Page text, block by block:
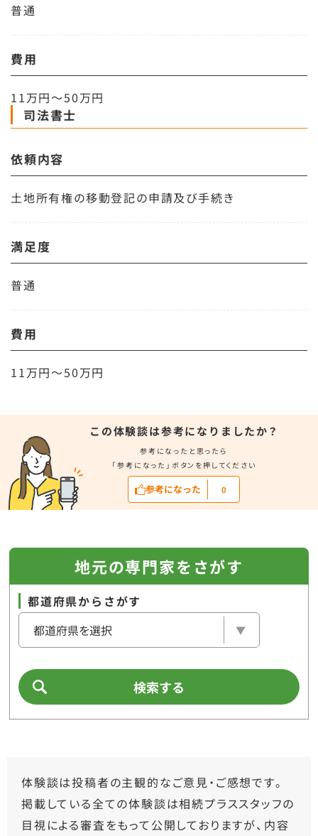
普通
費用
11万円～50万円
司法書士
依頼内容
土地所有権の移動登記の申請及び手続き
満足度
普通
費用
11万円～50万円
この体験談は参考になりましたか？
参考になったと思ったら
「参考になった」ボタンを押してください
参考になった 0
地元の専門家をさがす
都道府県からさがす
検索する
体験談は投稿者の主観的なご意見・ご感想です。
掲載している全ての体験談は相続プラススタッフの
目視による審査をもって公開しておりますが、内容